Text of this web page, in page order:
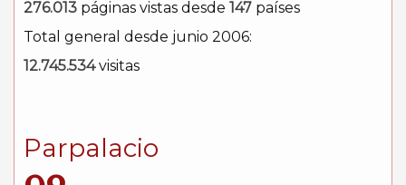
276.013 páginas vistas desde 147 países
Total general desde junio 2006:
12.745.534visitas
Parpalacio